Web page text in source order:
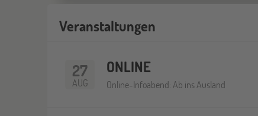
Veranstaltungen
27
AUG
ONLINE
Online-Infoabend: Ab ins Ausland